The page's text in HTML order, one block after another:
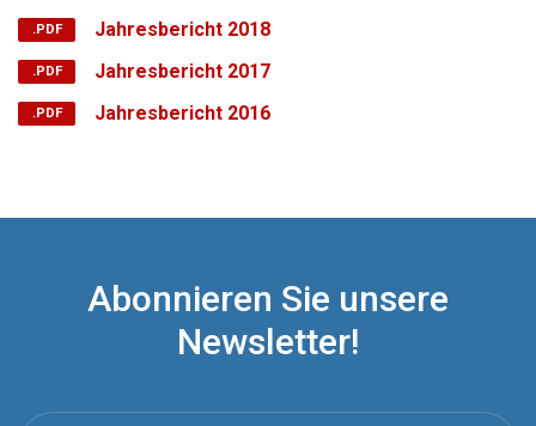
Jahresbericht 2018
Jahresbericht 2017
Jahresbericht 2016
Abonnieren Sie unsere
Newsletter!